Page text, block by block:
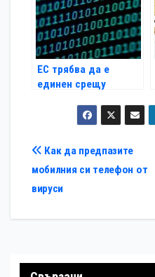
ЕС трябва да е
единен срещу
Навигация
Как да предпазите
мобилния си телефон от
вируси